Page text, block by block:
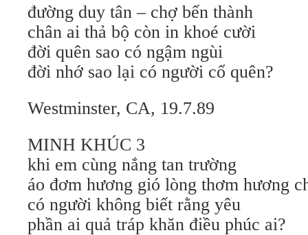
đường duy tân – chợ bến thành
chân ai thả bộ còn in khoé cười
đời quên sao có ngậm ngùi
đời nhớ sao lại có người cố quên?
Westminster, CA, 19.7.89
MINH KHÚC 3
khi em cùng nắng tan trường
áo đơm hương gió lòng thơm hương
có người không biết rằng yêu
phần ai quả tráp khăn điều phúc ai?